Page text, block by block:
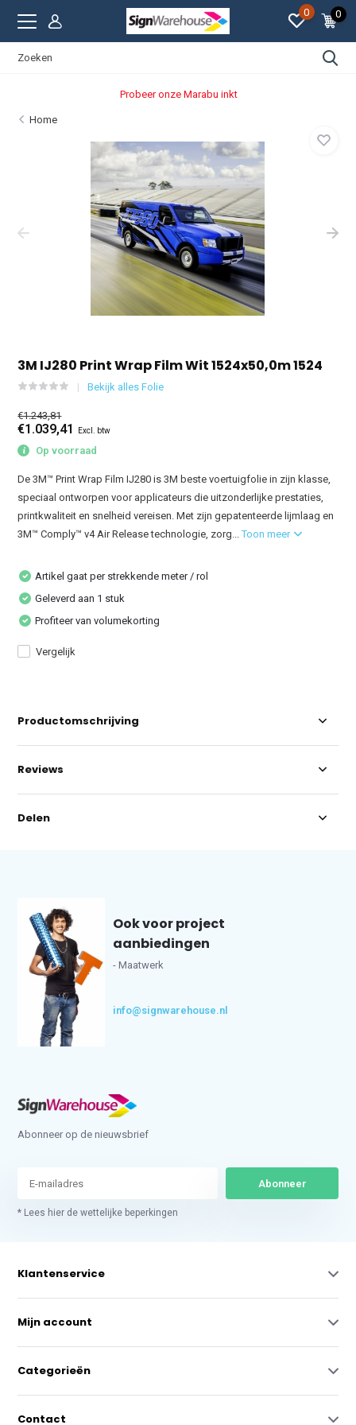
0 0
Probeer onze Marabu inkt
Home
3M IJ280 Print Wrap Film Wit 1524x50,0m 1524
Bekijk alles Folie
€1.243,81
€1.039,41 Excl. btw
Op voorraad
De 3M™ Print Wrap Film IJ280 is 3M beste voertuigfolie in zijn klasse,
speciaal ontworpen voor applicateurs die uitzonderlijke prestaties,
printkwaliteit en snelheid vereisen. Met zijn gepatenteerde lijmlaag en
3M™ Comply™ v4 Air Release technologie, zorg...Toon meer
Artikel gaat per strekkende meter / rol
Geleverd aan 1 stuk
Profiteer van volumekorting
Vergelijk
Productomschrijving
Reviews
Delen
Ook voor project
aanbiedingen
- Maatwerk
info@signwarehouse.nl
Abonneer op de nieuwsbrief
Abonneer
* Lees hier de wettelijke beperkingen
Klantenservice
Mijn account
Categorieën
Contact